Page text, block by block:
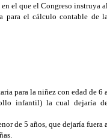
el que el Congreso instruya
para el cálculo contable de
para la niñez con edad de 6
infantil) la cual dejaría
de 5 años, que dejaría fuera